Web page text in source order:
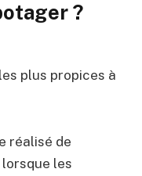
?
plus propices à
réalisé de
les